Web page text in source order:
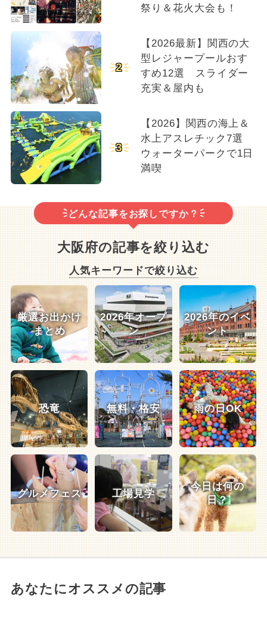
祭り＆花火大会も！
2
【2026最新】関西の大
型レジャープールおす
すめ12選 スライダー
充実＆屋内も
3
【2026】関西の海上＆
水上アスレチック7選
ウォーターパークで1日
満喫
どんな記事をお探しですか？
大阪府の記事を絞り込む
人気キーワードで絞り込む
厳選お出かけ
まとめ
2026年オープ
ン
2026年のイベ
ント
恐竜 無料・格安 雨の日OK
グルメフェス 工場見学
今日は何の
日？
あなたにオススメの記事